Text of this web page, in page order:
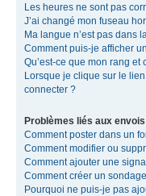
Les heures ne sont pas
J’ai changé mon fuseau
Ma langue n’est pas dans
Comment puis-je afficher
Qu’est-ce que mon rang et
Lorsque je clique sur le lien
connecter ?
Problèmes liés aux
Comment poster dans un
Comment modifier ou
Comment ajouter une
Comment créer un
Pourquoi ne puis-je pas